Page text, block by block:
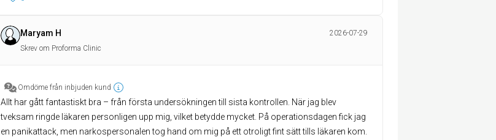
Maryam H
2026-07-29
Skrev om Proforma Clinic
Omdöme från inbjuden kund
Allt har gått fantastiskt bra – från första undersökningen till sista kontrollen. När jag blev
tveksam ringde läkaren personligen upp mig, vilket betydde mycket. På operationsdagen fick jag
en panikattack, men narkospersonalen tog hand om mig på ett otroligt fint sätt tills läkaren kom.